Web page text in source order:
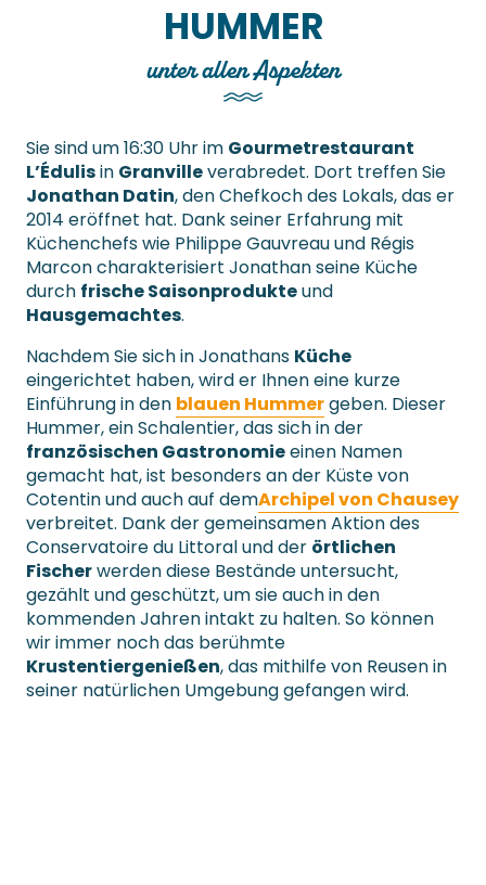
HUMMER
unter allen Aspekten
Sie sind um 16:30 Uhr im Gourmetrestaurant
L’Édulisin Granvilleverabredet. Dort treffen Sie
Jonathan Datin, den Chefkoch des Lokals, das er
2014 eröffnet hat. Dank seiner Erfahrung mit
Küchenchefs wie Philippe Gauvreau und Régis
Marcon charakterisiert Jonathan seine Küche
durch frische Saisonprodukteund
Hausgemachtes.
Nachdem Sie sich in Jonathans Küche
eingerichtet haben, wird er Ihnen eine kurze
Einführung in den blauen Hummergeben. Dieser
Hummer, ein Schalentier, das sich in der
französischen Gastronomieeinen Namen
gemacht hat, ist besonders an der Küste von
Cotentin und auch auf demArchipel von Chausey
verbreitet. Dank der gemeinsamen Aktion des
Conservatoire du Littoral und der örtlichen
Fischerwerden diese Bestände untersucht,
gezählt und geschützt, um sie auch in den
kommenden Jahren intakt zu halten. So können
wir immer noch das berühmte
Krustentiergenießen, das mithilfe von Reusen in
seiner natürlichen Umgebung gefangen wird.